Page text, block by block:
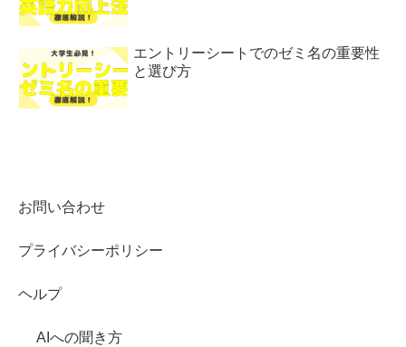
エントリーシートでのゼミ名の重要性
と選び方
お問い合わせ
プライバシーポリシー
ヘルプ
AIへの聞き方